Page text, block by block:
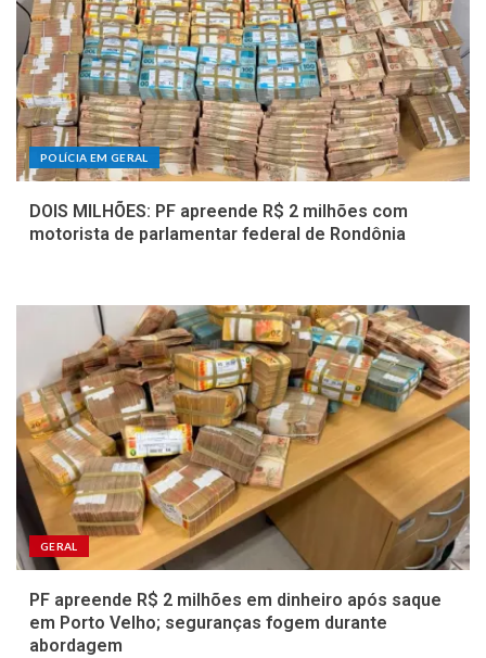
POLÍCIA EM GERAL
DOIS MILHÕES: PF apreende R$ 2 milhões com
motorista de parlamentar federal de Rondônia
GERAL
PF apreende R$ 2 milhões em dinheiro após saque
em Porto Velho; seguranças fogem durante
abordagem